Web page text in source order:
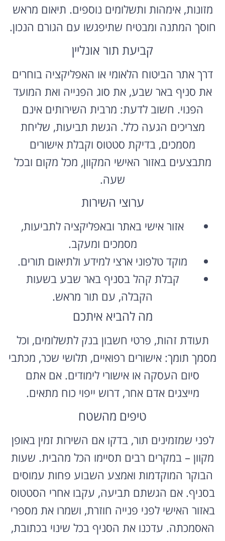
מזונות, אימהות ותשלומים נוספים. תיאום מראש
חוסך המתנה ומבטיח שתיפגשו עם הגורם הנכון.
קביעת תור אונליין
דרך אתר הביטוח הלאומי או האפליקציה בוחרים
את סניף באר שבע, את סוג הפנייה ואת המועד
הפנוי. חשוב לדעת: מרבית השירותים אינם
מצריכים הגעה כלל. הגשת תביעות, שליחת
מסמכים, בדיקת סטטוס וקבלת אישורים
מתבצעים באזור האישי המקוון, מכל מקום ובכל
שעה.
ערוצי השירות
אזור אישי באתר ובאפליקציה לתביעות,
מסמכים ומעקב.
מוקד טלפוני ארצי למידע ולתיאום תורים.
קבלת קהל בסניף באר שבע בשעות
הקבלה, עם תור מראש.
מה להביא איתכם
תעודת זהות, פרטי חשבון בנק לתשלומים, וכל
מסמך תומך: אישורים רפואיים, תלושי שכר, מכתבי
סיום העסקה או אישורי לימודים. אם אתם
מייצגים אדם אחר, דרוש ייפוי כוח מתאים.
טיפים מהשטח
לפני שמזמינים תור, בדקו אם השירות זמין באופן
מקוון – במקרים רבים תסיימו הכל מהבית. שעות
הבוקר המוקדמות ואמצע השבוע פחות עמוסים
בסניף. אם הגשתם תביעה, עקבו אחרי הסטטוס
באזור האישי לפני פנייה חוזרת, ושמרו את מספרי
האסמכתה. עדכנו את הסניף בכל שינוי בכתובת,